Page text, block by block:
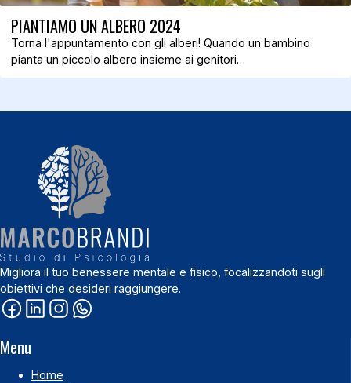
PIANTIAMO UN ALBERO 2024
Torna l'appuntamento con gli alberi! Quando un bambino
pianta un piccolo albero insieme ai genitori…
Migliora il tuo benessere mentale e fisico, focalizzandoti sugli
obiettivi che desideri raggiungere.
Menu
Home